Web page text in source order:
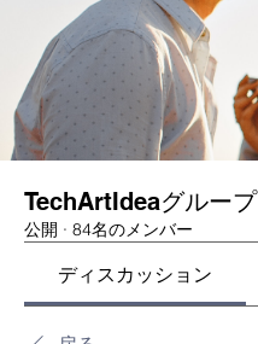
TechArtIdeaグループ
公開 · 84名のメンバー
ディスカッション